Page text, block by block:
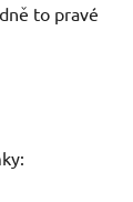
to pravé